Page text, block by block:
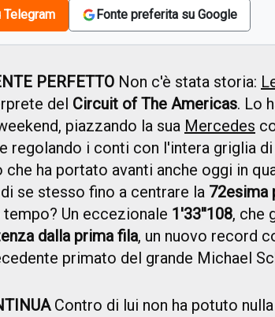
Fonte preferita su Google
PERFETTO Non c'è stata storia:
del Circuit of The Americas. Lo
piazzando la sua Mercedes
e regolando i conti con l'intera griglia di
ha portato avanti anche oggi in
se stesso fino a centrare la 72esima
tempo? Un eccezionale 1'33''108, che
dalla prima fila, un nuovo record
primato del grande Michael
Contro di lui non ha potuto nulla